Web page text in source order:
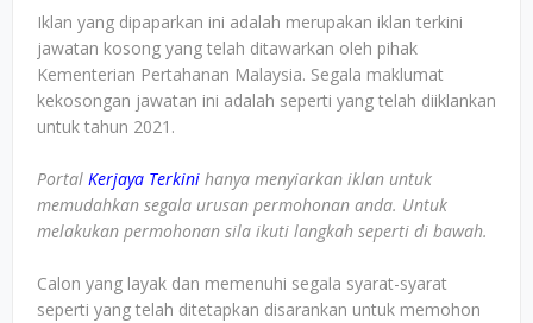
Iklan yang dipaparkan ini adalah merupakan iklan terkini
jawatan kosong yang telah ditawarkan oleh pihak
Kementerian Pertahanan Malaysia. Segala maklumat
kekosongan jawatan ini adalah seperti yang telah diiklankan
untuk tahun 2021.
Portal Kerjaya Terkini hanya menyiarkan iklan untuk
memudahkan segala urusan permohonan anda. Untuk
melakukan permohonan sila ikuti langkah seperti di bawah.
Calon yang layak dan memenuhi segala syarat-syarat
seperti yang telah ditetapkan disarankan untuk memohon